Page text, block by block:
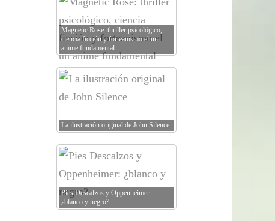
Magnetic Rose: thriller psicológico,
ciencia ficción y forteanismo el un
anime fundamental
La ilustración original de John Silence
Pies Descalzos y Oppenheimer:
¿blanco y negro?